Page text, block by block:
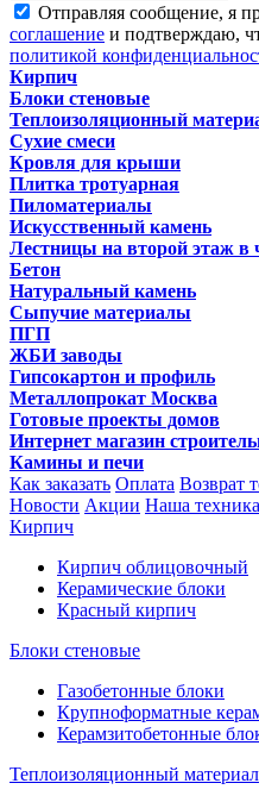
Отправляя сообщение, я
соглашение и подтверждаю,
политикой
Кирпич
Блоки стеновые
Теплоизоляционный
Сухие смеси
Кровля для крыши
Плитка тротуарная
Пиломатериалы
Искусственный камень
Лестницы на второй этаж в
Бетон
Натуральный камень
Сыпучие материалы
ПГП
ЖБИ заводы
Гипсокартон и профиль
Металлопрокат Москва
Готовые проекты домов
Интернет магазин
Камины и печи
Как заказать Оплата Возврат
Новости Акции Наша техника
Кирпич
Кирпич облицовочный
Керамические блоки
Красный кирпич
Блоки стеновые
Газобетонные блоки
Крупноформатные
Керамзитобетонные
Теплоизоляционный материал